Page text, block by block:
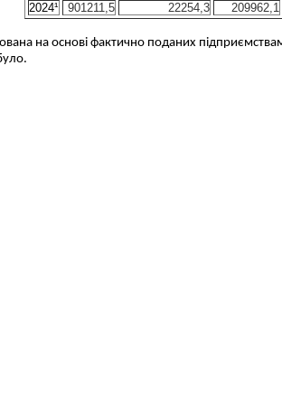
2024¹
901211,5 22254,3
209962,1
наоснові фактично поданих
.